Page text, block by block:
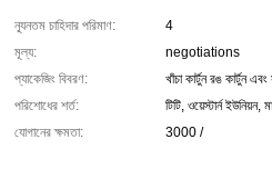
ন্যূনতম চাহিদার পরিমাণ:
4
মূল্য:
negotiations
প্যাকেজিং বিবরণ:
খাঁচা কার্টুন রঙ কার্টুন
পরিশোধের শর্ত:
টিটি, ওয়েস্টার্ন ইউনিয়ন,
যোগানের ক্ষমতা:
3000 /